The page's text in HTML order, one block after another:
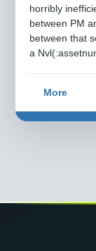
horribly
between PM
between that
a
More